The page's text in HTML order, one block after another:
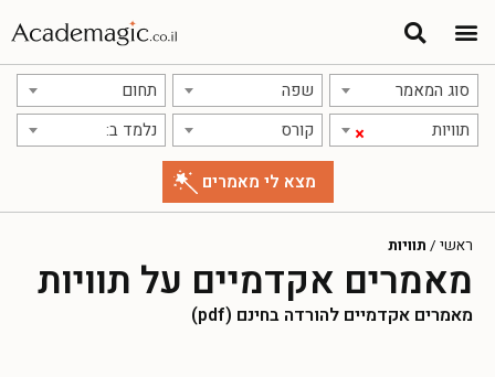
סוג המאמר שפה תחום
× תוויות קורס נלמד ב:
ראשי / תוויות
מאמרים אקדמיים על תוויות
מאמרים אקדמיים להורדה בחינם (pdf)